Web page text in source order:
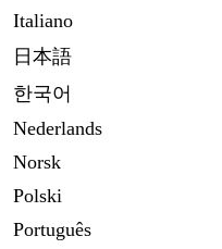
Italiano
日本語
한국어
Nederlands
Norsk
Polski
Português